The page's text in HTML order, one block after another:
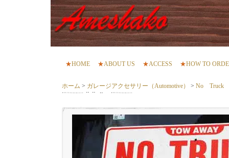
★HOME ★ABOUT US ★ACCESS ★HOW TO
ホーム > ガレージアクセサリー（Automotive） > No Truck